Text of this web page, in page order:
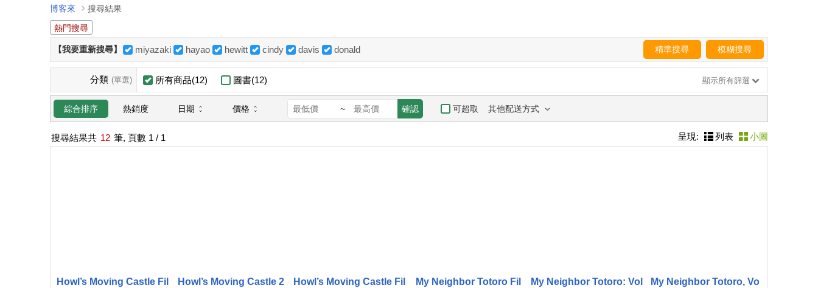
博客來
搜尋結果
熱門搜尋
【我要重新搜尋】 miyazaki hayao hewitt cindy davis donald 精準搜尋 模糊搜尋
分類 (單選) 所有商品(12) 圖書(12) 顯示所有篩選
綜合排序 熱銷度 日期 價格 ~ 確認 可超取 其他配送方式
搜尋結果共 12 筆, 頁數 1 / 1 呈現: 列表 小圖
Howl’s Moving Castle Fil
Howl’s Moving Castle 2
Howl’s Moving Castle Fil
My Neighbor Totoro Fil
My Neighbor Totoro: Vol
My Neighbor Totoro, Vo